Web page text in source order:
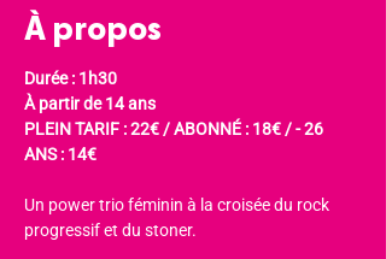
À propos
Durée : 1h30
À partir de 14 ans
PLEIN TARIF : 22€ / ABONNÉ : 18€ / - 26
ANS : 14€
Un power trio féminin à la croisée du rock
progressif et du stoner.